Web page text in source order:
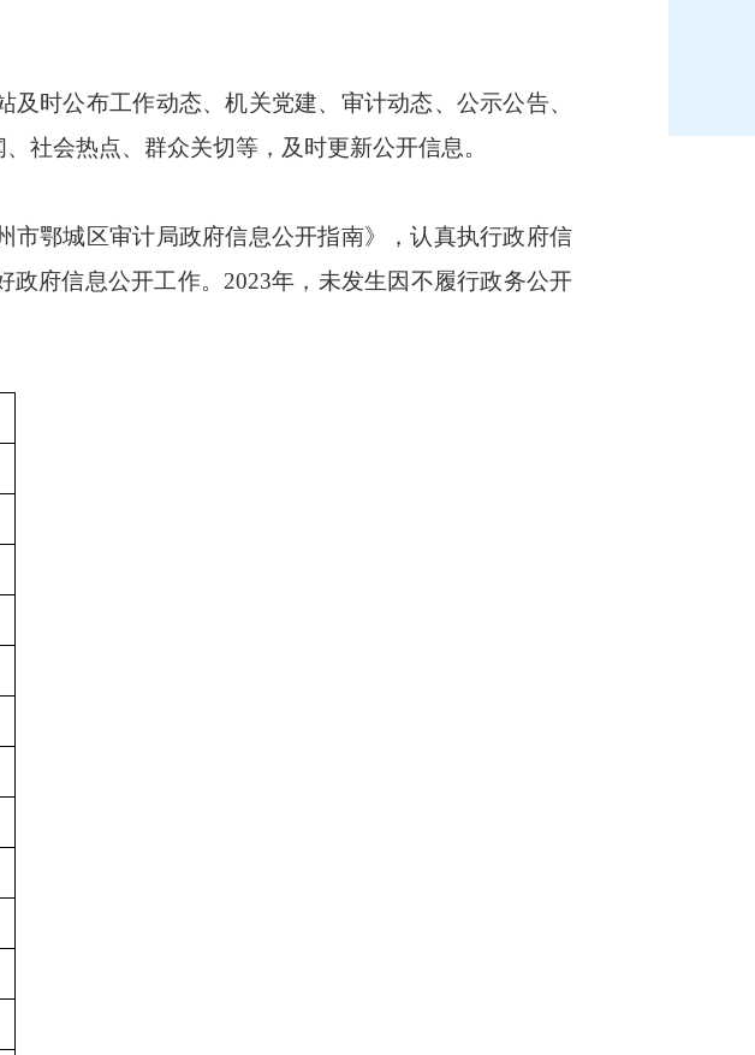
时公布工作动态、机关党建、审计动态、公示公告、
社会热点、群众关切等，及时更新公开信息。
鄂城区审计局政府信息公开指南》，认真执行政府信
府信息公开工作。2023年，未发生因不履行政务公开